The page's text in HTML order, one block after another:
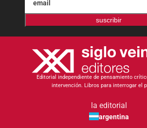
suscribir
Editorial independiente de pensamiento
intervención. Libros para interrogar el
la editorial
argentina